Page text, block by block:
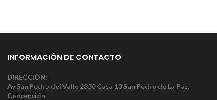
INFORMACIÓN DE CONTACTO
DIRECCIÓN:
Av San Pedro del Valle 2350 Casa 13 San Pedro de La Paz,
Concepción